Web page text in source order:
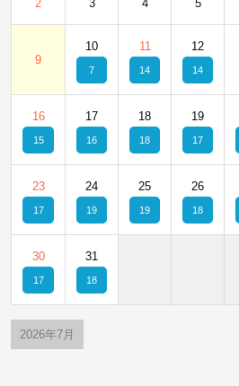
2 3 4 5
9
10
7
11
14
12
14
16
15
17
16
18
18
19
17
23
17
24
19
25
19
26
18
30
17
31
18
2026年7月